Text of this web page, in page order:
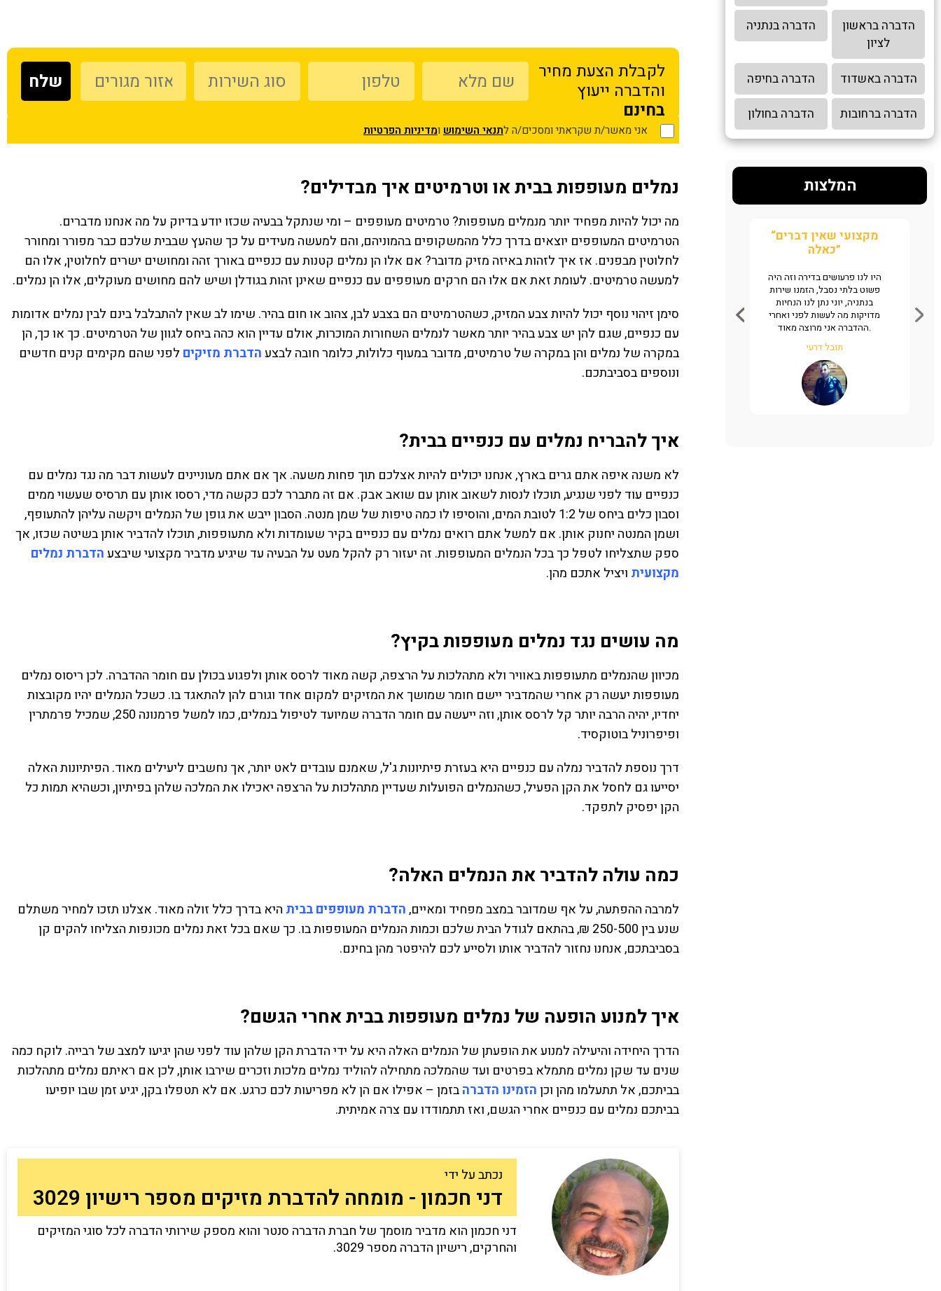
לקבלת הצעת מחיר
והדברה ייעוץ
בחינם
אני מאשר/ת שקראתי ומסכים/ה לתנאי השימוש ומדיניות הפרטיות
נמלים מעופפות בבית או וטרמיטים איך מבדילים?
מה יכול להיות מפחיד יותר מנמלים מעופפות? טרמיטים מעופפים – ומי שנתקל בבעיה שכזו יודע בדיוק על מה אנחנו מדברים.
הטרמיטים המעופפים יוצאים בדרך כלל מהמשקופים בהמוניהם, והם למעשה מעידים על כך שהעץ שבבית שלכם כבר מפורר ומחורר
לחלוטין מבפנים. אז איך לזהות באיזה מזיק מדובר? אם אלו הן נמלים קטנות עם כנפיים באורך זהה ומחושים ישרים לחלוטין, אלו הם
למעשה טרמיטים. לעומת זאת אם אלו הם חרקים מעופפים עם כנפיים שאינן זהות בגודלן ושיש להם מחושים מעוקלים, אלו הן נמלים.
סימן זיהוי נוסף יכול להיות צבע המזיק, כשהטרמיטים הם בצבע לבן, צהוב או חום בהיר. שימו לב שאין להתבלבל בינם לבין נמלים אדומות
עם כנפיים, שגם להן יש צבע בהיר יותר מאשר לנמלים השחורות המוכרות, אולם עדיין הוא כהה ביחס לגוון של הטרמיטים. כך או כך, הן
במקרה של נמלים והן במקרה של טרמיטים, מדובר במעוף כלולות, כלומר חובה לבצעהדברת מזיקים לפני שהם מקימים קנים חדשים
ונוספים בסביבתכם.
איך להבריח נמלים עם כנפיים בבית?
לא משנה איפה אתם גרים בארץ, אנחנו יכולים להיות אצלכם תוך פחות משעה. אך אם אתם מעוניינים לעשות דבר מה נגד נמלים עם
כנפיים עוד לפני שנגיע, תוכלו לנסות לשאוב אותן עם שואב אבק. אם זה מתברר לכם כקשה מדי, רססו אותן עם תרסיס שעשוי ממים
וסבון כלים ביחס של 1:2 לטובת המים, והוסיפו לו כמה טיפות של שמן מנטה. הסבון ייבש את גופן של הנמלים ויקשה עליהן להתעופף,
ושמן המנטה יחנוק אותן. אם למשל אתם רואים נמלים עם כנפיים בקיר שעומדות ולא מתעופפות, תוכלו להדביר אותן בשיטה שכזו, אך
ספק שתצליחו לטפל כך בכל הנמלים המעופפות. זה יעזור רק להקל מעט על הבעיה עד שיגיע מדביר מקצועי שיבצעהדברת נמלים
מקצועית ויציל אתכם מהן.
מה עושים נגד נמלים מעופפות בקיץ?
מכיוון שהנמלים מתעופפות באוויר ולא מתהלכות על הרצפה, קשה מאוד לרסס אותן ולפגוע בכולן עם חומר ההדברה. לכן ריסוס נמלים
מעופפות יעשה רק אחרי שהמדביר יישם חומר שמושך את המזיקים למקום אחד וגורם להן להתאגד בו. כשכל הנמלים יהיו מקובצות
יחדיו, יהיה הרבה יותר קל לרסס אותן, וזה ייעשה עם חומר הדברה שמיועד לטיפול בנמלים, כמו למשל פרמנונה 250, שמכיל פרמתרין
ופיפרוניל בוטוקסיד.
דרך נוספת להדביר נמלה עם כנפיים היא בעזרת פיתיונות ג'ל, שאמנם עובדים לאט יותר, אך נחשבים ליעילים מאוד. הפיתיונות האלה
יסייעו גם לחסל את הקן הפעיל, כשהנמלים הפועלות שעדיין מתהלכות על הרצפה יאכילו את המלכה שלהן בפיתיון, וכשהיא תמות כל
הקן יפסיק לתפקד.
כמה עולה להדביר את הנמלים האלה?
למרבה ההפתעה, על אף שמדובר במצב מפחיד ומאיים,הדברת מעופפים בבית היא בדרך כלל זולה מאוד. אצלנו תזכו למחיר משתלם
שנע בין 250-500 ₪, בהתאם לגודל הבית שלכם וכמות הנמלים המעופפות בו. כך שאם בכל זאת נמלים מכונפות הצליחו להקים קן
בסביבתכם, אנחנו נחזור להדביר אותו ולסייע לכם להיפטר מהן בחינם.
איך למנוע הופעה של נמלים מעופפות בבית אחרי הגשם?
הדרך היחידה והיעילה למנוע את הופעתן של הנמלים האלה היא על ידי הדברת הקן שלהן עוד לפני שהן יגיעו למצב של רבייה. לוקח כמה
שנים עד שקן נמלים מתמלא בפרטים ועד שהמלכה מתחילה להוליד נמלים מלכות וזכרים שירבו אותן, לכן אם ראיתם נמלים מתהלכות
בביתכם, אל תתעלמו מהן וכןהזמינו הדברהבזמן – אפילו אם הן לא מפריעות לכם כרגע. אם לא תטפלו בקן, יגיע זמן שבו יופיעו
בביתכם נמלים עם כנפיים אחרי הגשם, ואז תתמודדו עם צרה אמיתית.
נכתב על ידי
דני חכמון - מומחה להדברת מזיקים מספר רישיון 3029
דני חכמון הוא מדביר מוסמך של חברת הדברה סנטר והוא מספק שירותי הדברה לכל סוגי המזיקים
והחרקים, רישיון הדברה מספר 3029.
הדברה בראשון
לציון
הדברה בנתניה
הדברה באשדוד הדברה בחיפה
הדברה ברחובות הדברה בחולון
המלצות
“שירות מעולה”
הזמנו ריסוס נגד ג'וקים בדירה שלנו
בירושלים, השירות היה מצוין, תוך
יום באמת נפתרה הבעיה, עכשיו
שהסיוט מאחורינו
שני פרץ
“יש על מי לסמוך”
חיפשנו מדביר בתל אביב מעכשיו
לעכשיו להדברת חולדות בבניין
שלנו, הגעתם תוך פחות משעה,
עלות, באמת כבר טפו טפו טפו עברו
מספר שבועות ומקווים שמכת
החולדות מאחורינו. לאה ועד בית
רומי סבר
“מקצועי שאין דברים
היו לנו פרעושים בדירה וזה היה
פשוט בלתי נסבל, הזמנו שירות
מדויקות מה לעשות לפני ואחרי
שלחנו אליכם ווצאפ לזיהוי
היה ממש מהיר תוך דקות,
שמדובר במקצוענים והזמנו
מיד שירות. אין ספק שמדובר
שיודעים מה עושים,